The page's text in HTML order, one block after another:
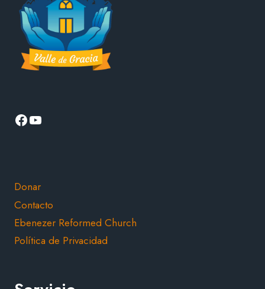
Facebook
YouTube
Donar
Contacto
Ebenezer Reformed Church
Política de Privacidad